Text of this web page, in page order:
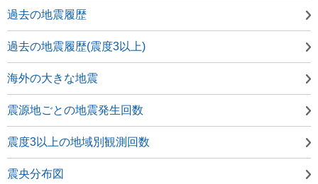
過去の地震履歴
過去の地震履歴(震度3以上)
海外の大きな地震
震源地ごとの地震発生回数
震度3以上の地域別観測回数
震央分布図